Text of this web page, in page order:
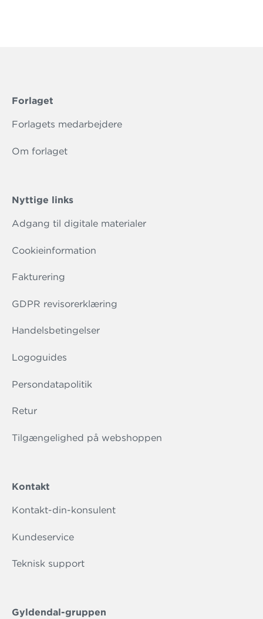
Forlaget
Forlagets medarbejdere
Om forlaget
Nyttige links
Adgang til digitale materialer
Cookieinformation
Fakturering
GDPR revisorerklæring
Handelsbetingelser
Logoguides
Persondatapolitik
Retur
Tilgængelighed på webshoppen
Kontakt
Kontakt-din-konsulent
Kundeservice
Teknisk support
Gyldendal-gruppen